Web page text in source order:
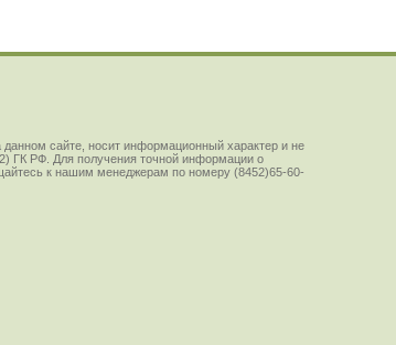
сайте, носит информационный характер и не
ГК РФ. Для получения точной информации о
к нашим менеджерам по номеру (8452)65-60-